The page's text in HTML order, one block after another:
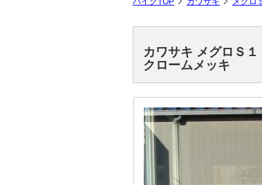
カワサキ メグロＳ
クロームメッキ